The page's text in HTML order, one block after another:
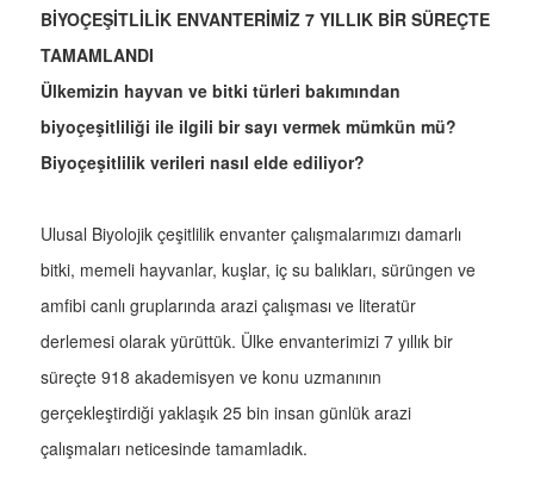
BİYOÇEŞİTLİLİK ENVANTERİMİZ 7 YILLIK BİR SÜREÇTE
TAMAMLANDI
Ülkemizin hayvan ve bitki türleri bakımından
biyoçeşitliliği ile ilgili bir sayı vermek mümkün mü?
Biyoçeşitlilik verileri nasıl elde ediliyor?
Ulusal Biyolojik çeşitlilik envanter çalışmalarımızı damarlı
bitki, memeli hayvanlar, kuşlar, iç su balıkları, sürüngen ve
amfibi canlı gruplarında arazi çalışması ve literatür
derlemesi olarak yürüttük. Ülke envanterimizi 7 yıllık bir
süreçte 918 akademisyen ve konu uzmanının
gerçekleştirdiği yaklaşık 25 bin insan günlük arazi
çalışmaları neticesinde tamamladık.